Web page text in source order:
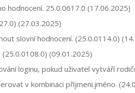
hodnocení. 25.0.0617.0 (17.06.2025)
) (27.03.2025)
slovní hodnocení. (25.0.0114.0)
(25.0.0108.0) (09.01.2025)
loginu, pokud uživatel vytváří
v kombinaci příjmeni.jméno. (